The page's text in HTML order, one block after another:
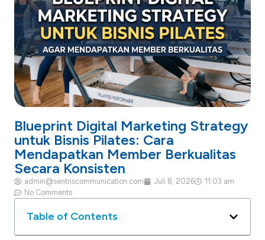
Blueprint Digital Marketing Strategy
untuk Bisnis Pilates: Cara
Mendapatkan Member Berkualitas
Secara Konsisten
admin@sentriscommunication.com Juli 8, 2026
11:03 am
No Comments
Table of Contents